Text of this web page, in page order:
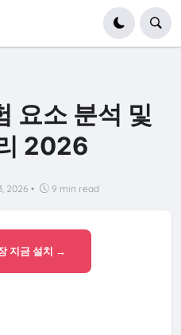
요소 분석 및
2026
2026 • 9 min read
지금 설치 →